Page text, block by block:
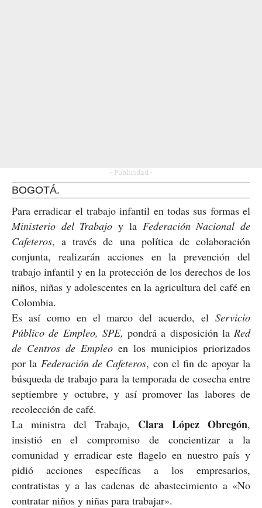
- Publicidad -
BOGOTÁ.
Para erradicar el trabajo infantil en todas sus formas el
Ministerio del Trabajo y la Federación Nacional de
Cafeteros, a través de una política de colaboración
conjunta, realizarán acciones en la prevención del
trabajo infantil y en la protección de los derechos de los
niños, niñas y adolescentes en la agricultura del café en
Colombia.
Es así como en el marco del acuerdo, el Servicio
Público de Empleo, SPE, pondrá a disposición la Red
de Centros de Empleo en los municipios priorizados
por la Federación de Cafeteros, con el fin de apoyar la
búsqueda de trabajo para la temporada de cosecha entre
septiembre y octubre, y así promover las labores de
recolección de café.
La ministra del Trabajo, Clara López Obregón,
insistió en el compromiso de concientizar a la
comunidad y erradicar este flagelo en nuestro país y
pidió acciones específicas a los empresarios,
contratistas y a las cadenas de abastecimiento a «No
contratar niños y niñas para trabajar».